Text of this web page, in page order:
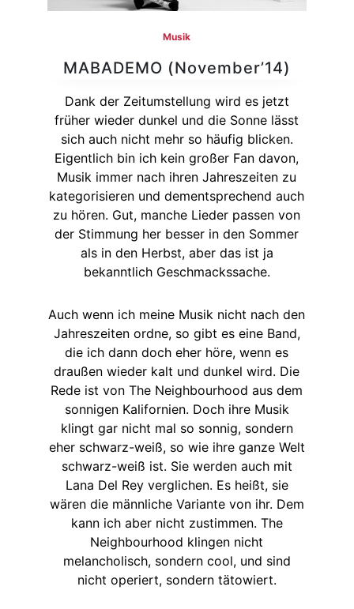
Musik
MABADEMO (November’14)
Dank der Zeitumstellung wird es jetzt
früher wieder dunkel und die Sonne lässt
sich auch nicht mehr so häufig blicken.
Eigentlich bin ich kein großer Fan davon,
Musik immer nach ihren Jahreszeiten zu
kategorisieren und dementsprechend auch
zu hören. Gut, manche Lieder passen von
der Stimmung her besser in den Sommer
als in den Herbst, aber das ist ja
bekanntlich Geschmackssache.
Auch wenn ich meine Musik nicht nach den
Jahreszeiten ordne, so gibt es eine Band,
die ich dann doch eher höre, wenn es
draußen wieder kalt und dunkel wird. Die
Rede ist von The Neighbourhood aus dem
sonnigen Kalifornien. Doch ihre Musik
klingt gar nicht mal so sonnig, sondern
eher schwarz-weiß, so wie ihre ganze Welt
schwarz-weiß ist. Sie werden auch mit
Lana Del Rey verglichen. Es heißt, sie
wären die männliche Variante von ihr. Dem
kann ich aber nicht zustimmen. The
Neighbourhood klingen nicht
melancholisch, sondern cool, und sind
nicht operiert, sondern tätowiert.